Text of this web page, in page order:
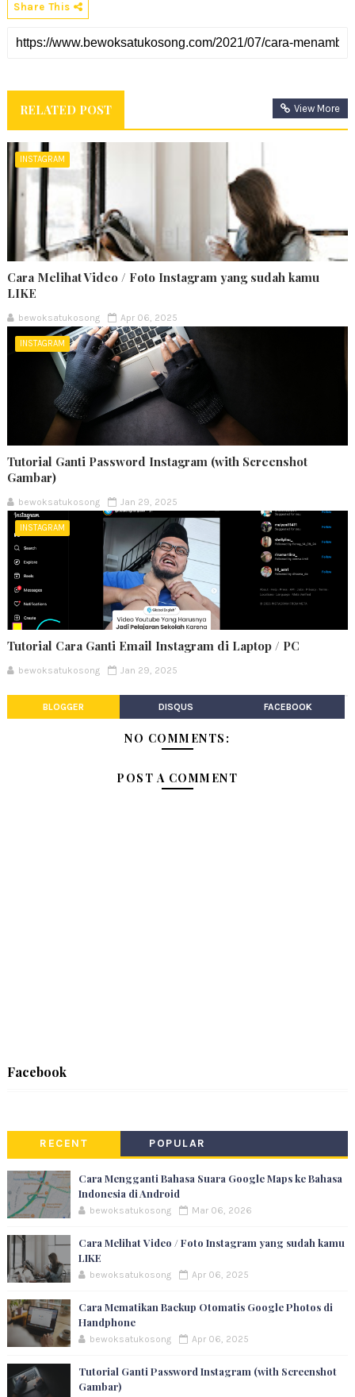
Share This
RELATED POST View More
INSTAGRAM
Cara Melihat Video / Foto Instagram yang sudah kamu
LIKE
bewoksatukosong Apr 06, 2025
INSTAGRAM
Tutorial Ganti Password Instagram (with Screenshot
Gambar)
bewoksatukosong Jan 29, 2025
INSTAGRAM
Tutorial Cara Ganti Email Instagram di Laptop / PC
bewoksatukosong Jan 29, 2025
BLOGGER DISQUS FACEBOOK
NO COMMENTS:
POST A COMMENT
Facebook
RECENT POPULAR
Cara Mengganti Bahasa Suara Google Maps ke Bahasa
Indonesia di Android
bewoksatukosong Mar 06, 2026
Cara Melihat Video / Foto Instagram yang sudah kamu
LIKE
bewoksatukosong Apr 06, 2025
Cara Mematikan Backup Otomatis Google Photos di
Handphone
bewoksatukosong Apr 06, 2025
Tutorial Ganti Password Instagram (with Screenshot
Gambar)